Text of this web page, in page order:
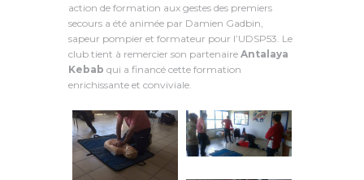
action de formation aux gestes des premiers
secours a été animée par Damien Gadbin,
sapeur pompier et formateur pour l’UDSP53. Le
club tient à remercier son partenaire Antalaya
Kebab qui a financé cette formation
enrichissante et conviviale.